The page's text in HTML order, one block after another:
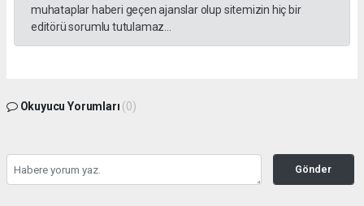
muhataplar haberi geçen ajanslar olup sitemizin hiç bir
editörü sorumlu tutulamaz...
Okuyucu Yorumları (0)
Gönder